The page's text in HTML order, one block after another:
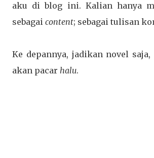
aku di blog ini. Kalian hanya
sebagai content; sebagai tulisan
Ke depannya, jadikan novel
akan pacar halu.